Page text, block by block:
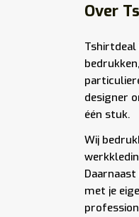
Over
Tshirtdeal
designer
één stuk.
Wij
met je